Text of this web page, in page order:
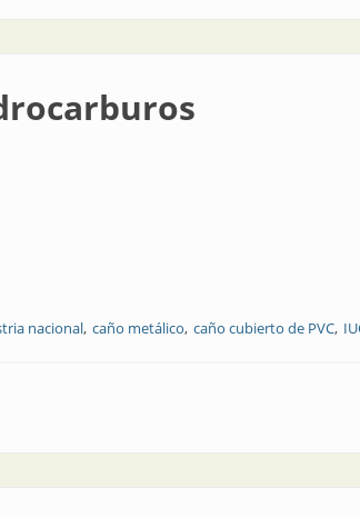
nacional caño metálico caño cubierto de PVC